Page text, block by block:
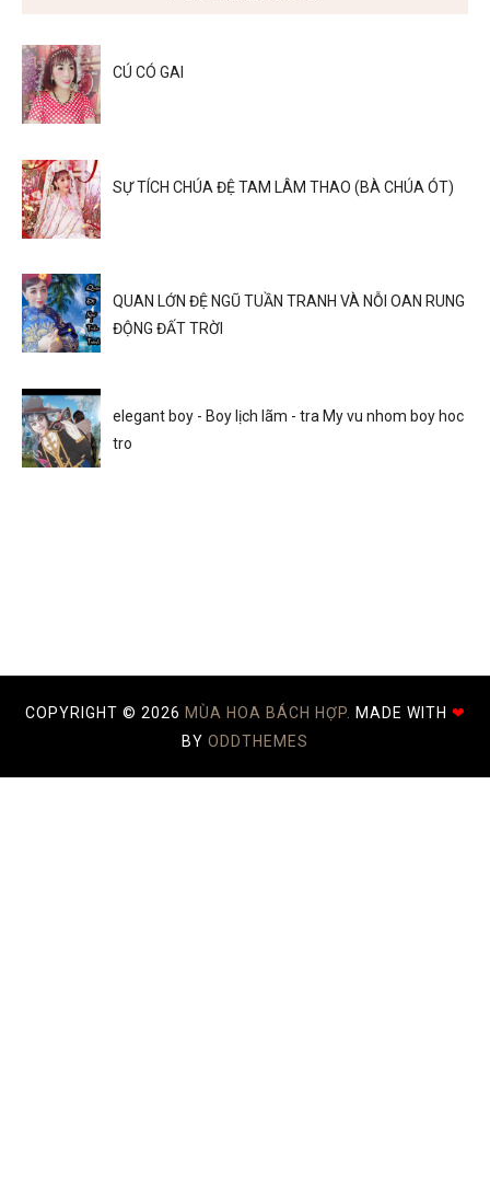
CÚ CÓ GAI
SỰ TÍCH CHÚA ĐỆ TAM LÂM THAO (BÀ CHÚA ÓT)
QUAN LỚN ĐỆ NGŨ TUẦN TRANH VÀ NỖI OAN RUNG
ĐỘNG ĐẤT TRỜI
elegant boy - Boy lịch lãm - tra My vu nhom boy hoc
tro
COPYRIGHT © 2026 MÙA HOA BÁCH HỢP. MADE WITH ❤
BY ODDTHEMES